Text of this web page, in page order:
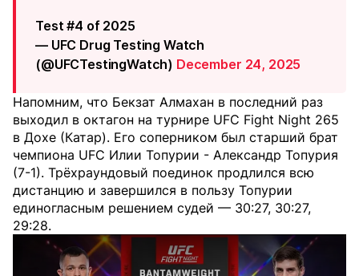
Test #4 of 2025
— UFC Drug Testing Watch
(@UFCTestingWatch) December 24, 2025
Напомним, что Бекзат Алмахан в последний раз
выходил в октагон на турнире UFC Fight Night 265
в Дохе (Катар). Его соперником был старший брат
чемпиона UFC Илии Топурии - Александр Топурия
(7-1). Трёхраундовый поединок продлился всю
дистанцию и завершился в пользу Топурии
единогласным решением судей — 30:27, 30:27,
29:28.